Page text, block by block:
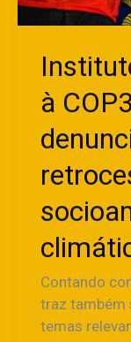
à
Contando
traz também
temas
climática